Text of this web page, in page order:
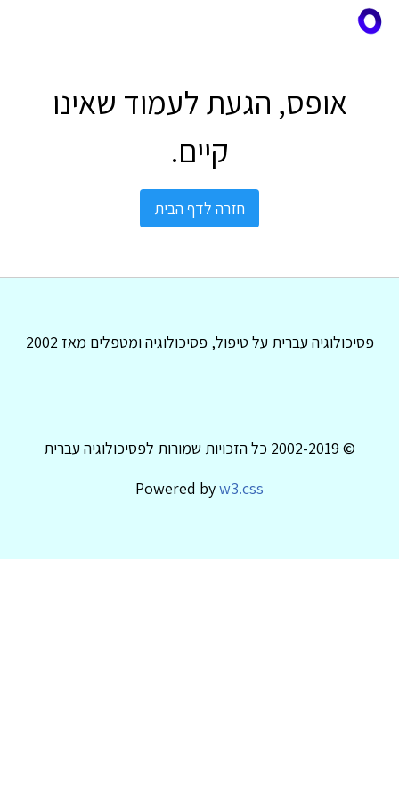
אופס, הגעת לעמוד שאינו
קיים.
חזרה לדף הבית
פסיכולוגיה עברית על טיפול, פסיכולוגיה ומטפלים מאז 2002
© 2002-2019 כל הזכויות שמורות לפסיכולוגיה עברית
Powered byw3.css